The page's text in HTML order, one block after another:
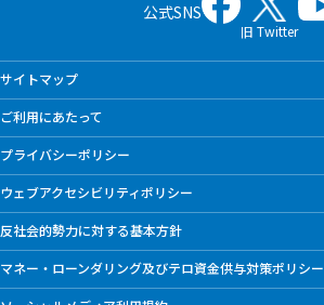
公式SNS
旧 Twitter
サイトマップ
ご利用にあたって
プライバシーポリシー
ウェブアクセシビリティポリシー
反社会的勢力に対する基本方針
マネー・ローンダリング及びテロ資金供与対策ポリシー